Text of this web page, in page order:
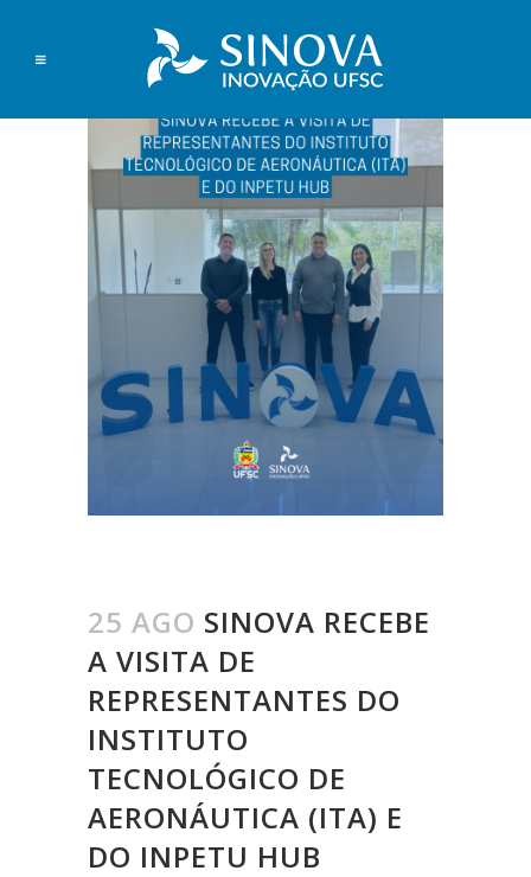
25 AGO SINOVA RECEBE
A VISITA DE
REPRESENTANTES DO
INSTITUTO
TECNOLÓGICO DE
AERONÁUTICA (ITA) E
DO INPETU HUB